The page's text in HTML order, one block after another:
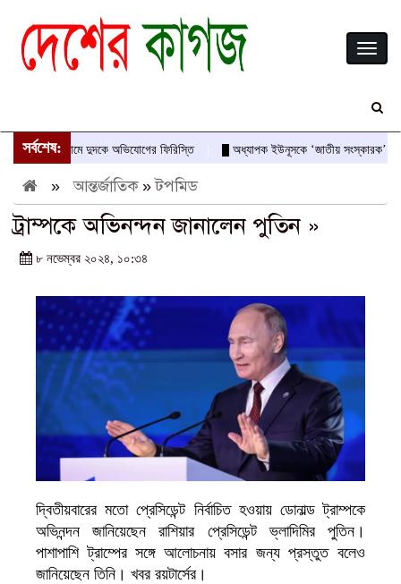
সর্বশেষ:
আবীরের নামে দুদকে অভিযোগের ফিরিস্তি অধ্যাপক ইউনূসকে ‘জাতীয় সংস্কারক’ ও
»আন্তর্জাতিক»টপমিড
ট্রাম্পকে অভিনন্দন জানালেন পুতিন »
৮ নভেম্বর ২০২৪, ১০:৩৪
দ্বিতীয়বারের মতো প্রেসিডেন্ট নির্বাচিত হওয়ায় ডোনাল্ড ট্রাম্পকে
অভিনন্দন জানিয়েছেন রাশিয়ার প্রেসিডেন্ট ভ্লাদিমির পুতিন।
পাশাপাশি ট্রাম্পের সঙ্গে আলোচনায় বসার জন্য প্রস্তুত বলেও
জানিয়েছেন তিনি। খবর রয়টার্সের।